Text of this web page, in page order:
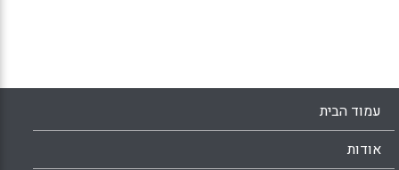
עמוד הבית
אודות